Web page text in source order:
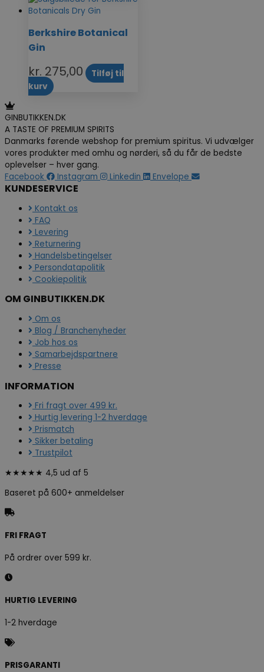
Berkshire Botanical
Gin
kr. 275,00
Tilføj til
kurv
GINBUTIKKEN.DK
A TASTE OF PREMIUM SPIRITS
Danmarks førende webshop for premium spiritus. Vi udvælger
vores produkter med omhu og nørderi, så du får de bedste
oplevelser – hver gang.
Facebook
Instagram Linkedin Envelope
KUNDESERVICE
Kontakt os
FAQ
Levering
Returnering
Handelsbetingelser
Persondatapolitik
Cookiepolitik
OM GINBUTIKKEN.DK
Om os
Blog / Branchenyheder
Job hos os
Samarbejdspartnere
Presse
INFORMATION
Fri fragt over 499 kr.
Hurtig levering 1-2 hverdage
Prismatch
Sikker betaling
Trustpilot
★★★★★ 4,5 ud af 5
Baseret på 600+ anmeldelser
FRI FRAGT
På ordrer over 599 kr.
HURTIG LEVERING
1-2 hverdage
PRISGARANTI